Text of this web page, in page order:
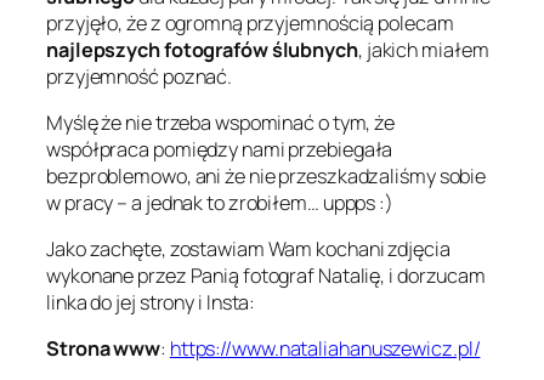
przyjęło, że z ogromną przyjemnością polecam
najlepszych fotografów ślubnych, jakich miałem
przyjemność poznać.
Myślę że nie trzeba wspominać o tym, że
współpraca pomiędzy nami przebiegała
bezproblemowo, ani że nie przeszkadzaliśmy sobie
w pracy – a jednak to zrobiłem… uppps :)
Jako zachęte, zostawiam Wam kochani zdjęcia
wykonane przez Panią fotograf Natalię, i dorzucam
linka do jej strony i Insta:
Strona www: https://www.nataliahanuszewicz.pl/